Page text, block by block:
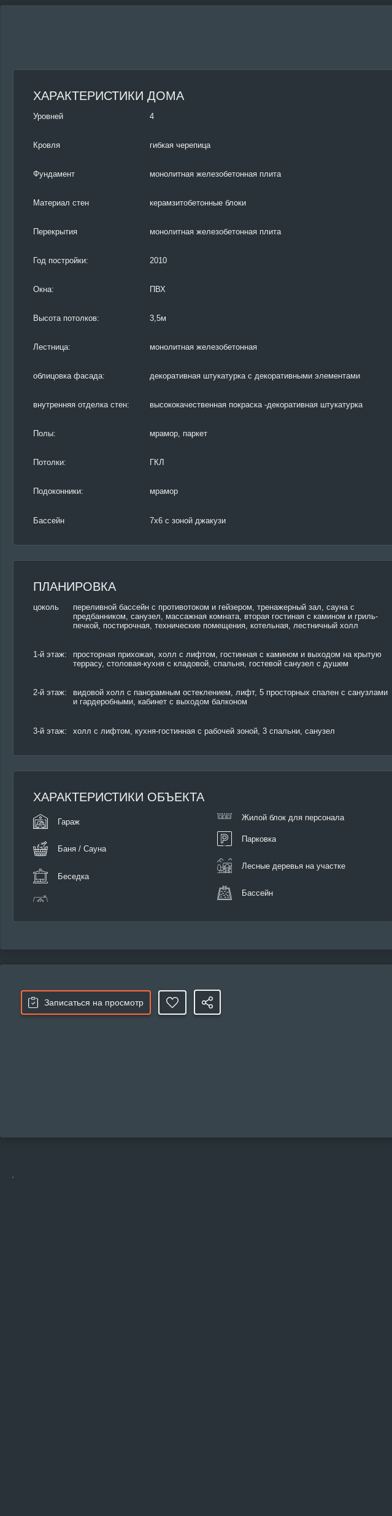
ХАРАКТЕРИСТИКИ ДОМА
Уровней 4
Кровля гибкая черепица
Фундамент монолитная железобетонная плита
Материал стен керамзитобетонные блоки
Перекрытия монолитная железобетонная плита
Год постройки: 2010
Окна: ПВХ
Высота потолков: 3,5м
Лестница: монолитная железобетонная
облицовка фасада: декоративная штукатурка с декоративными элементами
внутренняя отделка стен: высококачественная покраска -декоративная штукатурка
Полы: мрамор, паркет
Потолки: ГКЛ
Подоконники: мрамор
Бассейн 7х6 с зоной джакузи
ПЛАНИРОВКА
цоколь
переливной бассейн с противотоком и гейзером, тренажерный зал, сауна с
предбанником, санузел, массажная комната, вторая гостиная с камином и гриль-
печкой, постирочная, технические помещения, котельная, лестничный холл
1-й этаж:
просторная прихожая, холл с лифтом, гостинная с камином и выходом на крытую
террасу, столовая-кухня с кладовой, спальня, гостевой санузел с душем
2-й этаж:
видовой холл с панорамным остеклением, лифт, 5 просторных спален с санузлами
и гардеробными, кабинет с выходом балконом
3-й этаж: холл с лифтом, кухня-гостинная с рабочей зоной, 3 спальни, санузел
ХАРАКТЕРИСТИКИ ОБЪЕКТА
Гараж
Баня / Сауна
Беседка
Жилой блок для персонала
Парковка
Лесные деревья на участке
Бассейн
Записаться на просмотр